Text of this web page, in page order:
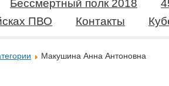
Бессмертный полк 2018
ПВО
Контакты
Макушина Анна Антоновна